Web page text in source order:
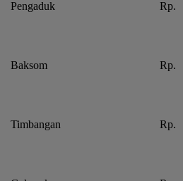
Pengaduk Rp.
Baksom Rp.
Timbangan Rp.